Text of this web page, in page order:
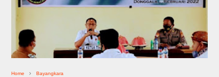
Home Bayangkara